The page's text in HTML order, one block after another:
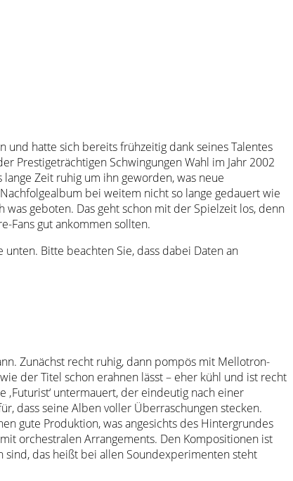
und hatte sich bereits frühzeitig dank seines Talentes
Prestigeträchtigen Schwingungen Wahl im Jahr 2002
Zeit ruhig um ihn geworden, was neue
bei weitem nicht so lange gedauert wie
geboten. Das geht schon mit der Spielzeit los, denn
Fans gut ankommen sollten.
Bitte beachten Sie, dass dabei Daten an
Zunächst recht ruhig, dann pompös mit Mellotron-
der Titel schon erahnen lässt – eher kühl und ist recht
‚Futurist‘ untermauert, der eindeutig nach einer
dass seine Alben voller Überraschungen stecken.
gute Produktion, was angesichts des Hintergrundes
orchestralen Arrangements. Den Kompositionen ist
das heißt bei allen Soundexperimenten steht